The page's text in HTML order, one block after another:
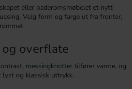
eller baderomsmøbelet et nytt
Velg form og farge ut fra fronter,
overflate
messingknotter tilfører varme, og
lyst og klassisk uttrykk.